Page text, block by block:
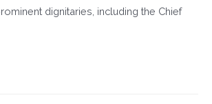
dignitaries, including the Chief